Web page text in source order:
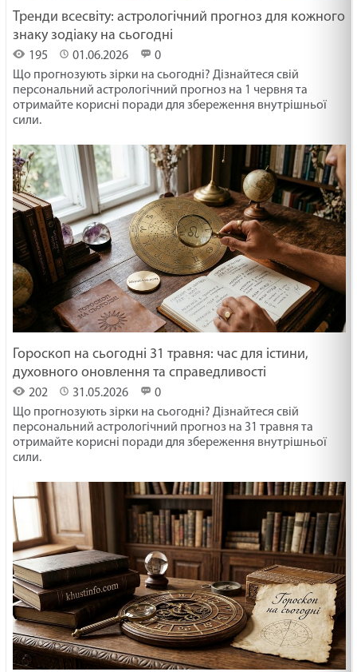
Тренди всесвіту: астрологічний прогноз для кожного
знаку зодіаку на сьогодні
195 01.06.2026
0
Що прогнозують зірки на сьогодні? Дізнайтеся свій
персональний астрологічний прогноз на 1 червня та
отримайте корисні поради для збереження внутрішньої
сили.
Гороскоп на сьогодні 31 травня: час для істини,
духовного оновлення та справедливості
202 31.05.2026
0
Що прогнозують зірки на сьогодні? Дізнайтеся свій
персональний астрологічний прогноз на 31 травня та
отримайте корисні поради для збереження внутрішньої
сили.